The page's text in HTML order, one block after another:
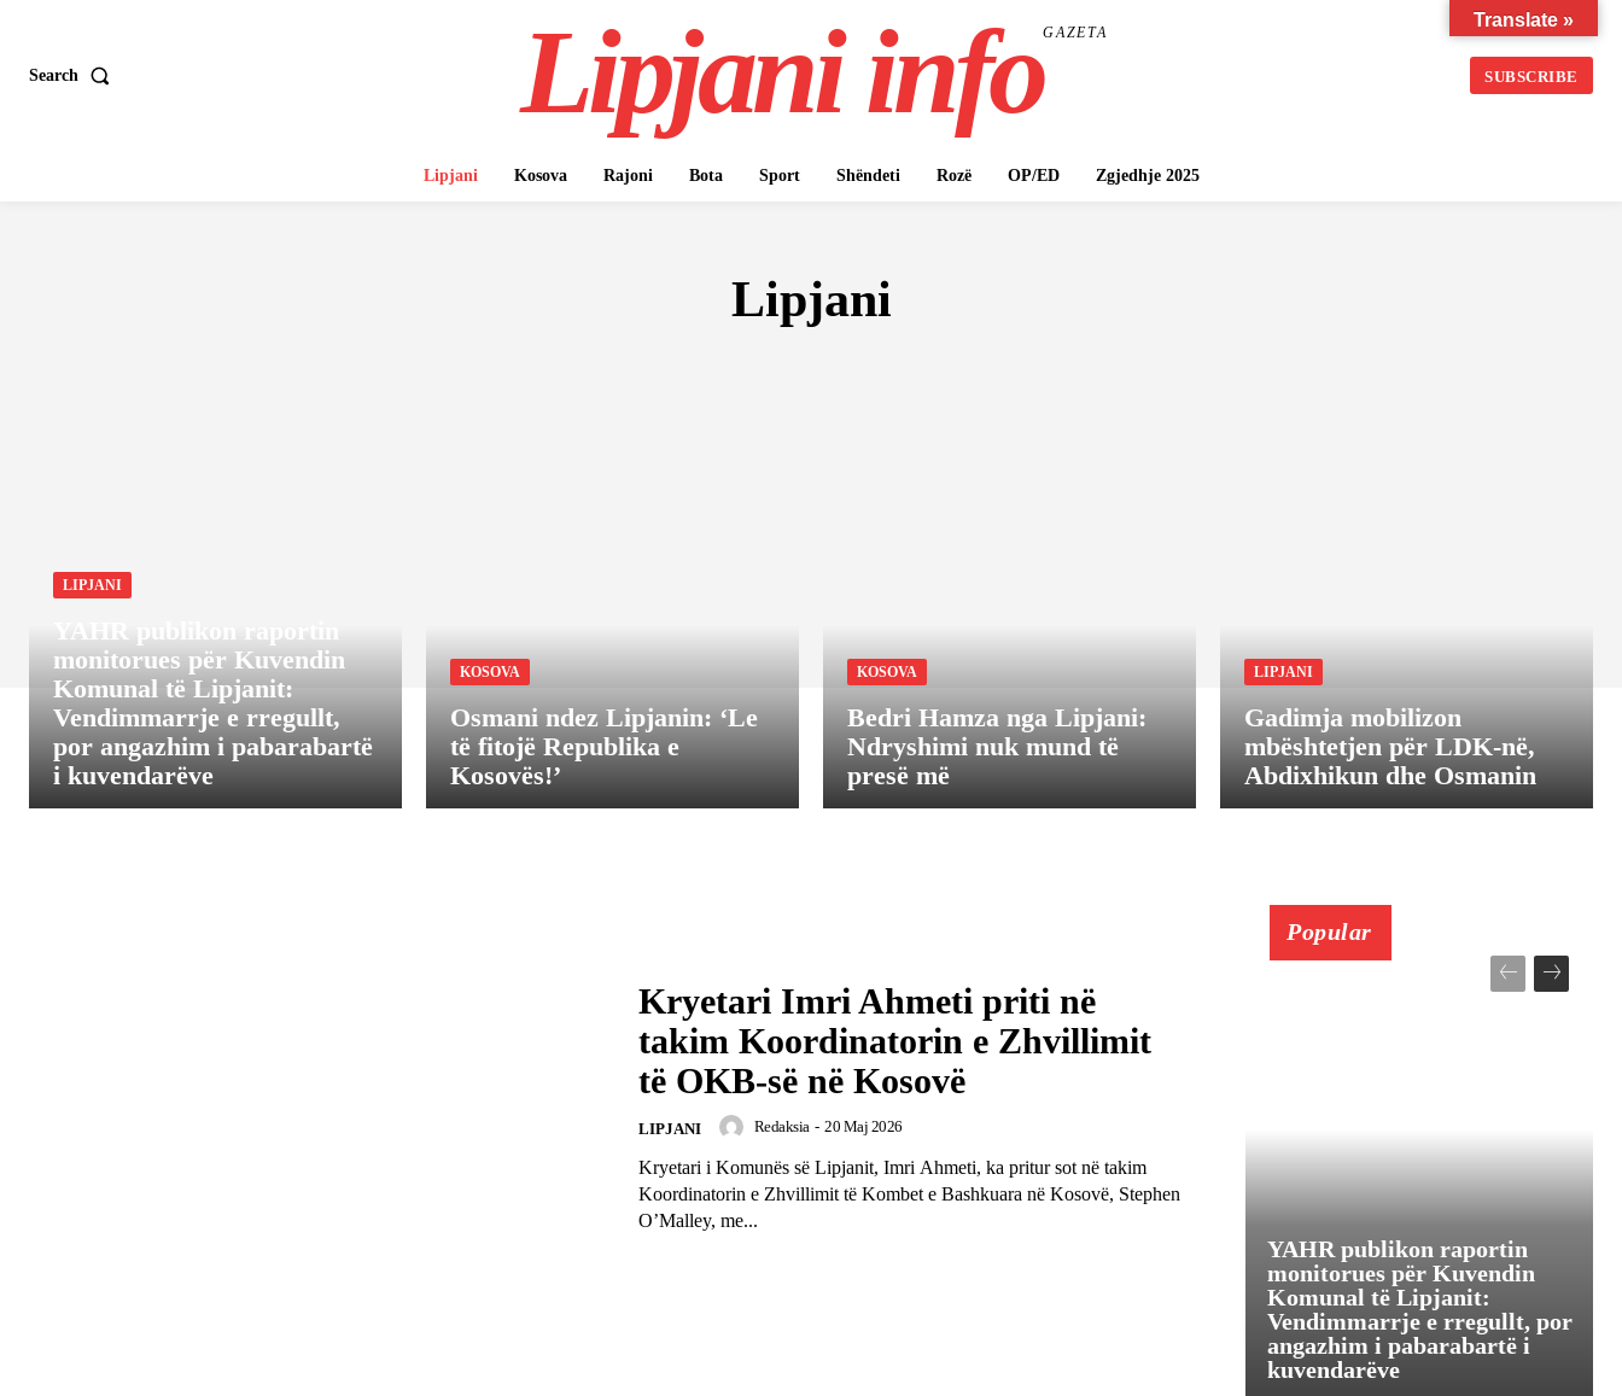
Search Lipjani infoGAZETA
SUBSCRIBE
Lipjani Kosova Rajoni Bota Sport Shëndeti Rozë OP/ED Zgjedhje 2025
Lipjani
LIPJANI
YAHR publikon raportin
monitorues për Kuvendin
Komunal të Lipjanit:
Vendimmarrje e rregullt,
por angazhim i pabarabartë
i kuvendarëve
KOSOVA
Osmani ndez Lipjanin: ‘Le
të fitojë Republika e
Kosovës!’
KOSOVA
Bedri Hamza nga Lipjani:
Ndryshimi nuk mund të
presë më
LIPJANI
Gadimja mobilizon
mbështetjen për LDK-në,
Abdixhikun dhe Osmanin
Kryetari Imri Ahmeti priti në
takim Koordinatorin e Zhvillimit
të OKB-së në Kosovë
LIPJANI Redaksia - 20 Maj 2026
Kryetari i Komunës së Lipjanit, Imri Ahmeti, ka pritur sot në takim
Koordinatorin e Zhvillimit të Kombet e Bashkuara në Kosovë, Stephen
O’Malley, me...
Popular
YAHR publikon raportin
monitorues për Kuvendin
Komunal të Lipjanit:
Vendimmarrje e rregullt, por
angazhim i pabarabartë i
kuvendarëve
Translate »